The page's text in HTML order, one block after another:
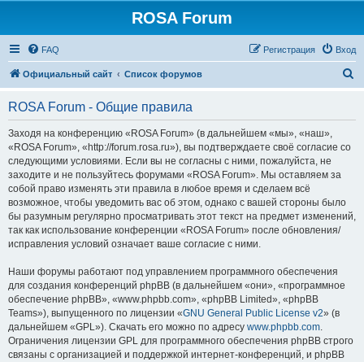
ROSA Forum
FAQ Вход
Регистрация
Официальный сайт Список форумов
ROSA Forum - Общие правила
Заходя на конференцию «ROSA Forum» (в дальнейшем «мы», «наш»,
«ROSA Forum», «http://forum.rosa.ru»), вы подтверждаете своё согласие со
следующими условиями. Если вы не согласны с ними, пожалуйста, не
заходите и не пользуйтесь форумами «ROSA Forum». Мы оставляем за
собой право изменять эти правила в любое время и сделаем всё
возможное, чтобы уведомить вас об этом, однако с вашей стороны было
бы разумным регулярно просматривать этот текст на предмет изменений,
так как использование конференции «ROSA Forum» после обновления/
исправления условий означает ваше согласие с ними.
Наши форумы работают под управлением программного обеспечения
для создания конференций phpBB (в дальнейшем «они», «программное
обеспечение phpBB», «www.phpbb.com», «phpBB Limited», «phpBB
Teams»), выпущенного по лицензии «GNU General Public License v2» (в
дальнейшем «GPL»). Скачать его можно по адресу www.phpbb.com.
Ограничения лицензии GPL для программного обеспечения phpBB строго
связаны с организацией и поддержкой интернет-конференций, и phpBB